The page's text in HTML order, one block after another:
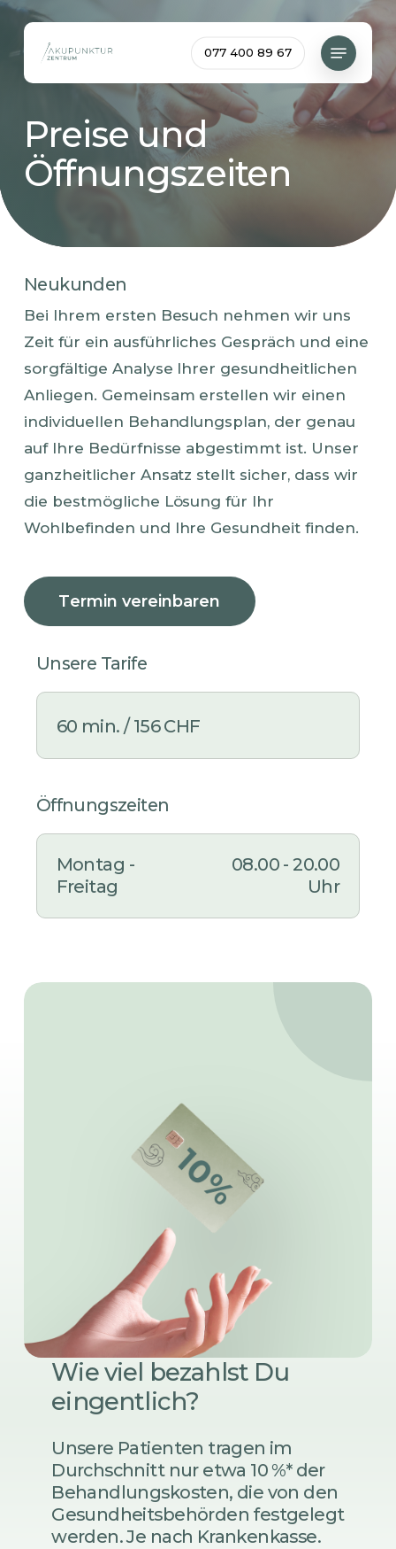
Skip
077 400 89 67
Menu
Preise und
Öffnungszeiten
Neukunden
Bei Ihrem ersten Besuch nehmen wir uns
Zeit für ein ausführliches Gespräch und eine
sorgfältige Analyse Ihrer gesundheitlichen
Anliegen. Gemeinsam erstellen wir einen
individuellen Behandlungsplan, der genau
auf Ihre Bedürfnisse abgestimmt ist. Unser
ganzheitlicher Ansatz stellt sicher, dass wir
die bestmögliche Lösung für Ihr
Wohlbefinden und Ihre Gesundheit finden.
Termin vereinbaren
Unsere Tarife
60 min. / 156 CHF
Öffnungszeiten
Montag -
Freitag
08.00 - 20.00
Uhr
Wie viel bezahlst Du
eingentlich?
Unsere Patienten tragen im
Durchschnitt nur etwa 10 %* der
Behandlungskosten, die von den
Gesundheitsbehörden festgelegt
werden. Je nach Krankenkasse.